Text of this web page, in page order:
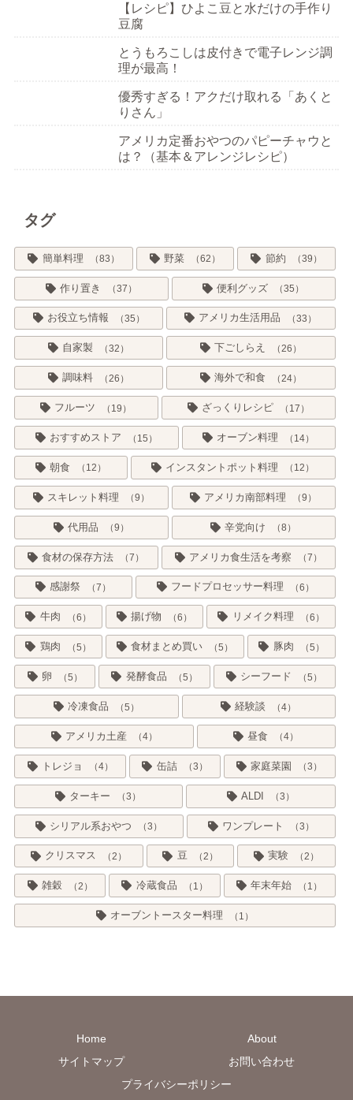
【レシピ】ひよこ豆と水だけの手作り
豆腐
とうもろこしは皮付きで電子レンジ調
理が最高！
優秀すぎる！アクだけ取れる「あくと
りさん」
アメリカ定番おやつのパピーチャウと
は？（基本＆アレンジレシピ）
タグ
簡単料理 83 野菜 62 節約 39
作り置き 37 便利グッズ 35
お役立ち情報 35 アメリカ生活用品 33
自家製 32 下ごしらえ 26
調味料 26 海外で和食 24
フルーツ 19 ざっくりレシピ 17
おすすめストア 15 オーブン料理 14
朝食 12 インスタントポット料理 12
スキレット料理 9 アメリカ南部料理 9
代用品 9 辛党向け 8
食材の保存方法 7 アメリカ食生活を考察 7
感謝祭 7 フードプロセッサー料理 6
牛肉 6 揚げ物 6 リメイク料理 6
鶏肉 5 食材まとめ買い 5 豚肉 5
卵 5 発酵食品 5 シーフード 5
冷凍食品 5 経験談 4
アメリカ土産 4 昼食 4
トレジョ 4 缶詰 3 家庭菜園 3
ターキー 3 ALDI 3
シリアル系おやつ 3 ワンプレート 3
クリスマス 2 豆 2 実験 2
雑穀 2 冷蔵食品 1 年末年始 1
オーブントースター料理 1
Home
About
サイトマップ
お問い合わせ
プライバシーポリシー